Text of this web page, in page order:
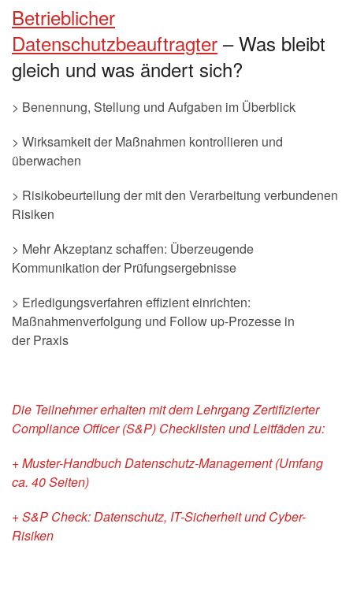
Betrieblicher
Datenschutzbeauftragter – Was bleibt
gleich und was ändert sich?
> Benennung, Stellung und Aufgaben im Überblick
> Wirksamkeit der Maßnahmen kontrollieren und
überwachen
> Risikobeurteilung der mit den Verarbeitung verbundenen
Risiken
> Mehr Akzeptanz schaffen: Überzeugende
Kommunikation der Prüfungsergebnisse
> Erledigungsverfahren effizient einrichten:
Maßnahmenverfolgung und Follow up-Prozesse in
der Praxis
Die Teilnehmer erhalten mit dem Lehrgang Zertifizierter
Compliance Officer (S&P) Checklisten und Leitfäden zu:
+ Muster-Handbuch Datenschutz-Management (Umfang
ca. 40 Seiten)
+ S&P Check: Datenschutz, IT-Sicherheit und Cyber-
Risiken